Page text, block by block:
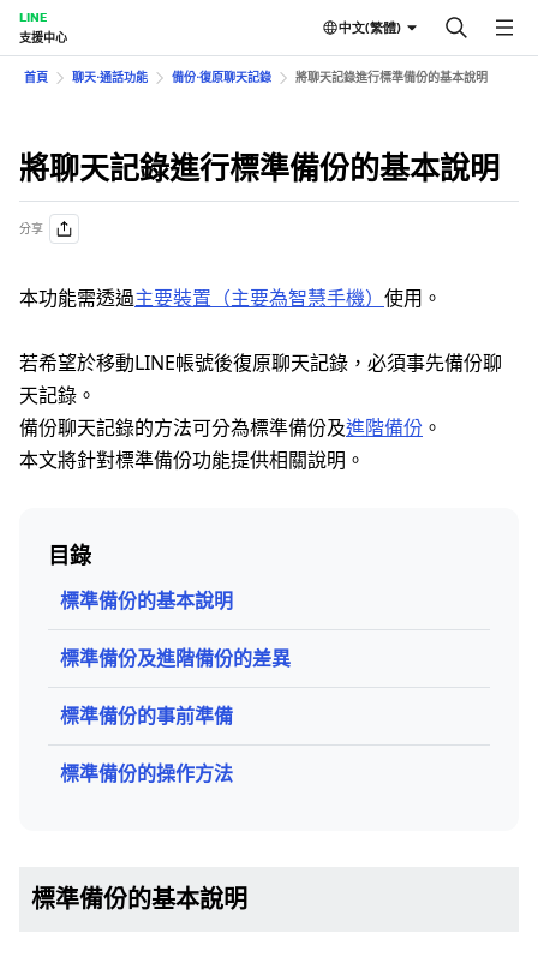
LINE
支援中心
中文(繁體)
首頁 聊天⋅通話功能 備份⋅復原聊天記錄 將聊天記錄進行標準備份的基本說明
將聊天記錄進行標準備份的基本說明
分享
本功能需透過主要裝置（主要為智慧手機） 使用。
若希望於移動LINE帳號後復原聊天記錄，必須事先備份聊
天記錄。
備份聊天記錄的方法可分為標準備份及進階備份 。
本文將針對標準備份功能提供相關說明。
目錄
標準備份的基本說明
標準備份及進階備份的差異
標準備份的事前準備
標準備份的操作方法
標準備份的基本說明